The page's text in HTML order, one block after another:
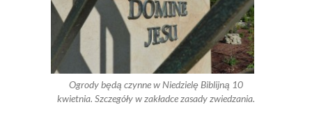
Ogrody będą czynne w Niedzielę Biblijną 10
kwietnia. Szczegóły w zakładce zasady zwiedzania.